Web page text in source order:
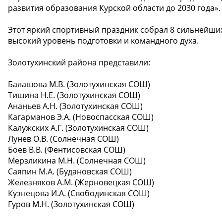
развития образования Курской области до 2030 года».
Этот яркий спортивный праздник собрал 8
высокий уровень подготовки и командного духа.
Золотухинский района представили:
Балашова М.В. (Золотухинская СОШ)
Тишина Н.Е. (Золотухинская СОШ)
Ананьев А.Н. (Золотухинская СОШ)
Кагарманов Э.А. (Новоспасская СОШ)
Калужских А.Г. (Золотухинская СОШ)
Лунев О.В. (Солнечная СОШ)
Боев В.В. (Фентисовская СОШ)
Мерзликина М.Н. (Солнечная СОШ)
Саяпин М.А. (Будановская СОШ)
Железняков А.М. (Жерновецкая СОШ)
Кузнецова И.А. (Свободинская СОШ)
Гуров М.Н. (Золотухинская СОШ)